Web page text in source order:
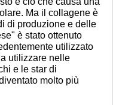
Ma il collagene è
di produzione e delle
è stato ottenuto
utilizzato
utilizzare nelle
e le star di
molto più